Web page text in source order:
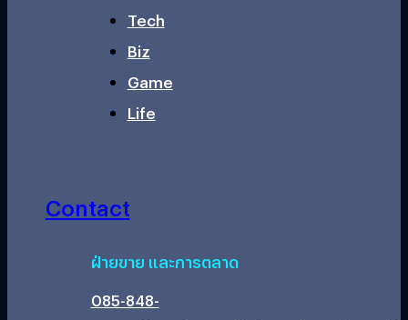
Tech
Biz
Game
Life
Contact
ฝ่ายขาย และการตลาด
085-848-